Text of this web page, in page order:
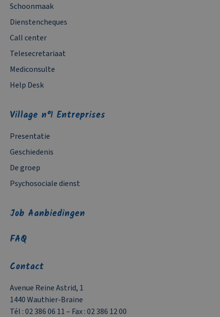
Schoonmaak
Dienstencheques
Call center
Telesecretariaat
Mediconsulte
Help Desk
Village n°1 Entreprises
Presentatie
Geschiedenis
De groep
Psychosociale dienst
Job Aanbiedingen
FAQ
Contact
Avenue Reine Astrid, 1
1440 Wauthier-Braine
Tél :02 386 06 11– Fax :02 386 12 00